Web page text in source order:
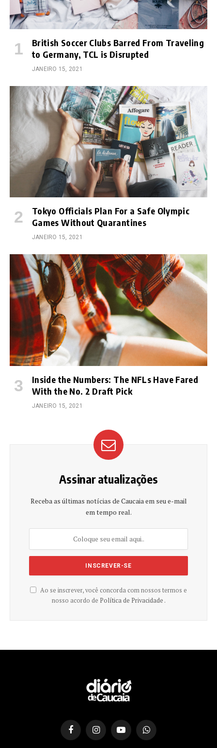
British Soccer Clubs Barred From Traveling
to Germany, TCL is Disrupted
JANEIRO 15, 2021
Tokyo Officials Plan For a Safe Olympic
Games Without Quarantines
JANEIRO 15, 2021
Inside the Numbers: The NFLs Have Fared
With the No. 2 Draft Pick
JANEIRO 15, 2021
Assinar atualizações
Receba as últimas notícias de Caucaia em seu e-mail
em tempo real.
Ao se inscrever, você concorda com nossos termos e
nosso acordo de Política de Privacidade .
FacebookInstagramYouTubeWhatsApp